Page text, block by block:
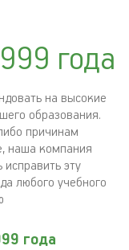
года
на высокие
образования.
причинам
наша компания
эту
любого учебного
года